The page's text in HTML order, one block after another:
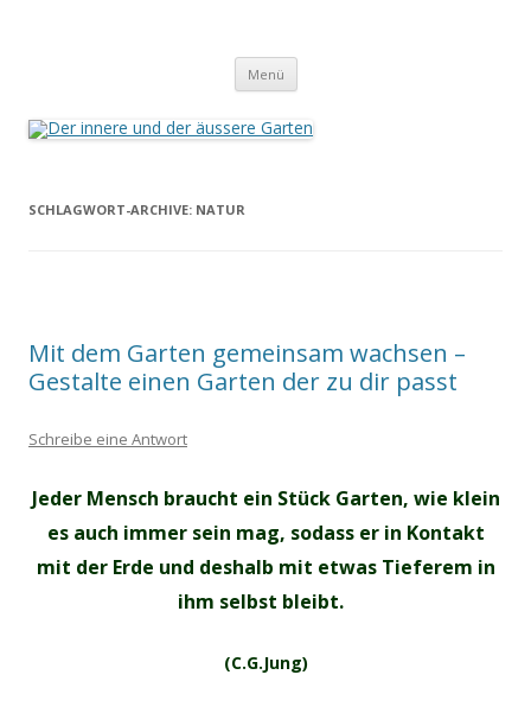
Menü Zum
springen
SCHLAGWORT-ARCHIVE: NATUR
Mit dem Garten gemeinsam wachsen –
Gestalte einen Garten der zu dir passt
Schreibe eine Antwort
Jeder Mensch braucht ein Stück Garten, wie klein
es auch immer sein mag, sodass er in Kontakt
mit der Erde und deshalb mit etwas Tieferem in
ihm selbst bleibt.
(C.G.Jung)